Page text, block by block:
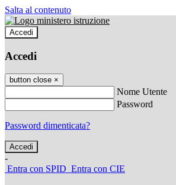
Salta al contenuto
Accedi
Accedi
button close ×
Nome Utente
Password
Password dimenticata?
-
Entra con SPID Entra con CIE